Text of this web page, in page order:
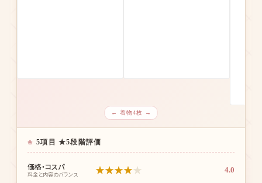
← 着物4枚 →
5項目 ★5段階評価
価格・コスパ
料金と内容のバランス ★★★★★ 4.0